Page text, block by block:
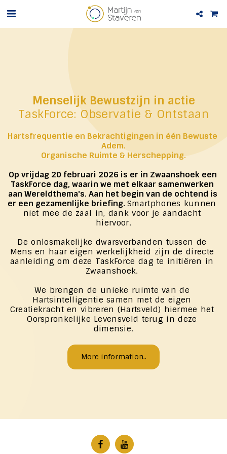
Menselijk Bewustzijn in actie
TaskForce: Observatie & Ontstaan
Hartsfrequentie en Bekrachtigingen in één Bewuste
Adem.
Organische Ruimte & Herschepping.
Op vrijdag 20 februari 2026 is er in Zwaanshoek een
TaskForce dag, waarin we met elkaar samenwerken
aan Wereldthema's. Aan het begin van de ochtend is
er een gezamenlijke briefing. Smartphones kunnen
niet mee de zaal in, dank voor je aandacht
hiervoor.
De onlosmakelijke dwarsverbanden tussen de
Mens en haar eigen werkelijkheid zijn de directe
aanleiding om deze TaskForce dag te initiëren in
Zwaanshoek.
We brengen de unieke ruimte van de
Hartsintelligentie samen met de eigen
Creatiekracht en vibreren (Hartsveld) hiermee het
Oorspronkelijke Levensveld terug in deze
dimensie.
More information..